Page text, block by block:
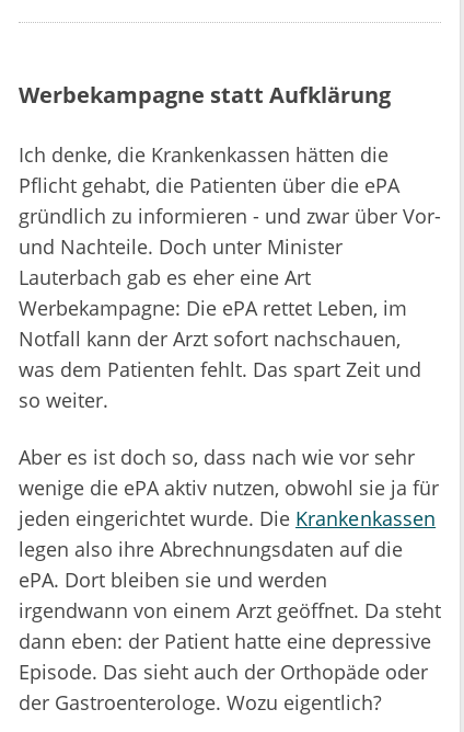
Werbekampagne statt Aufklärung
Ich denke, die Krankenkassen hätten die
Pflicht gehabt, die Patienten über die ePA
gründlich zu informieren - und zwar über Vor-
und Nachteile. Doch unter Minister
Lauterbach gab es eher eine Art
Werbekampagne: Die ePA rettet Leben, im
Notfall kann der Arzt sofort nachschauen,
was dem Patienten fehlt. Das spart Zeit und
so weiter.
Aber es ist doch so, dass nach wie vor sehr
wenige die ePA aktiv nutzen, obwohl sie ja für
jeden eingerichtet wurde. Die Krankenkassen
legen also ihre Abrechnungsdaten auf die
ePA. Dort bleiben sie und werden
irgendwann von einem Arzt geöffnet. Da steht
dann eben: der Patient hatte eine depressive
Episode. Das sieht auch der Orthopäde oder
der Gastroenterologe. Wozu eigentlich?